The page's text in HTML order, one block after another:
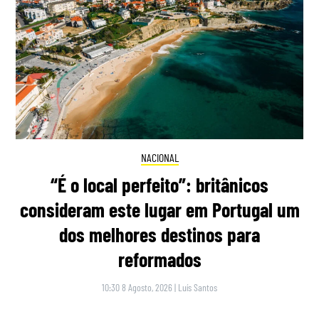
NACIONAL
“É o local perfeito”: britânicos
consideram este lugar em Portugal um
dos melhores destinos para
reformados
10:30 8 Agosto, 2026 | Luís Santos